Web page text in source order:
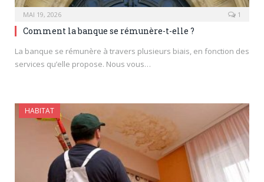
MAI 19, 2026 1
Comment la banque se rémunère-t-elle ?
La banque se rémunère à travers plusieurs biais, en fonction des
services qu’elle propose. Nous vous…
HABITAT